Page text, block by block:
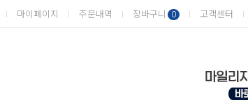
마이페이지 주문내역 장바구니 0 고객센터